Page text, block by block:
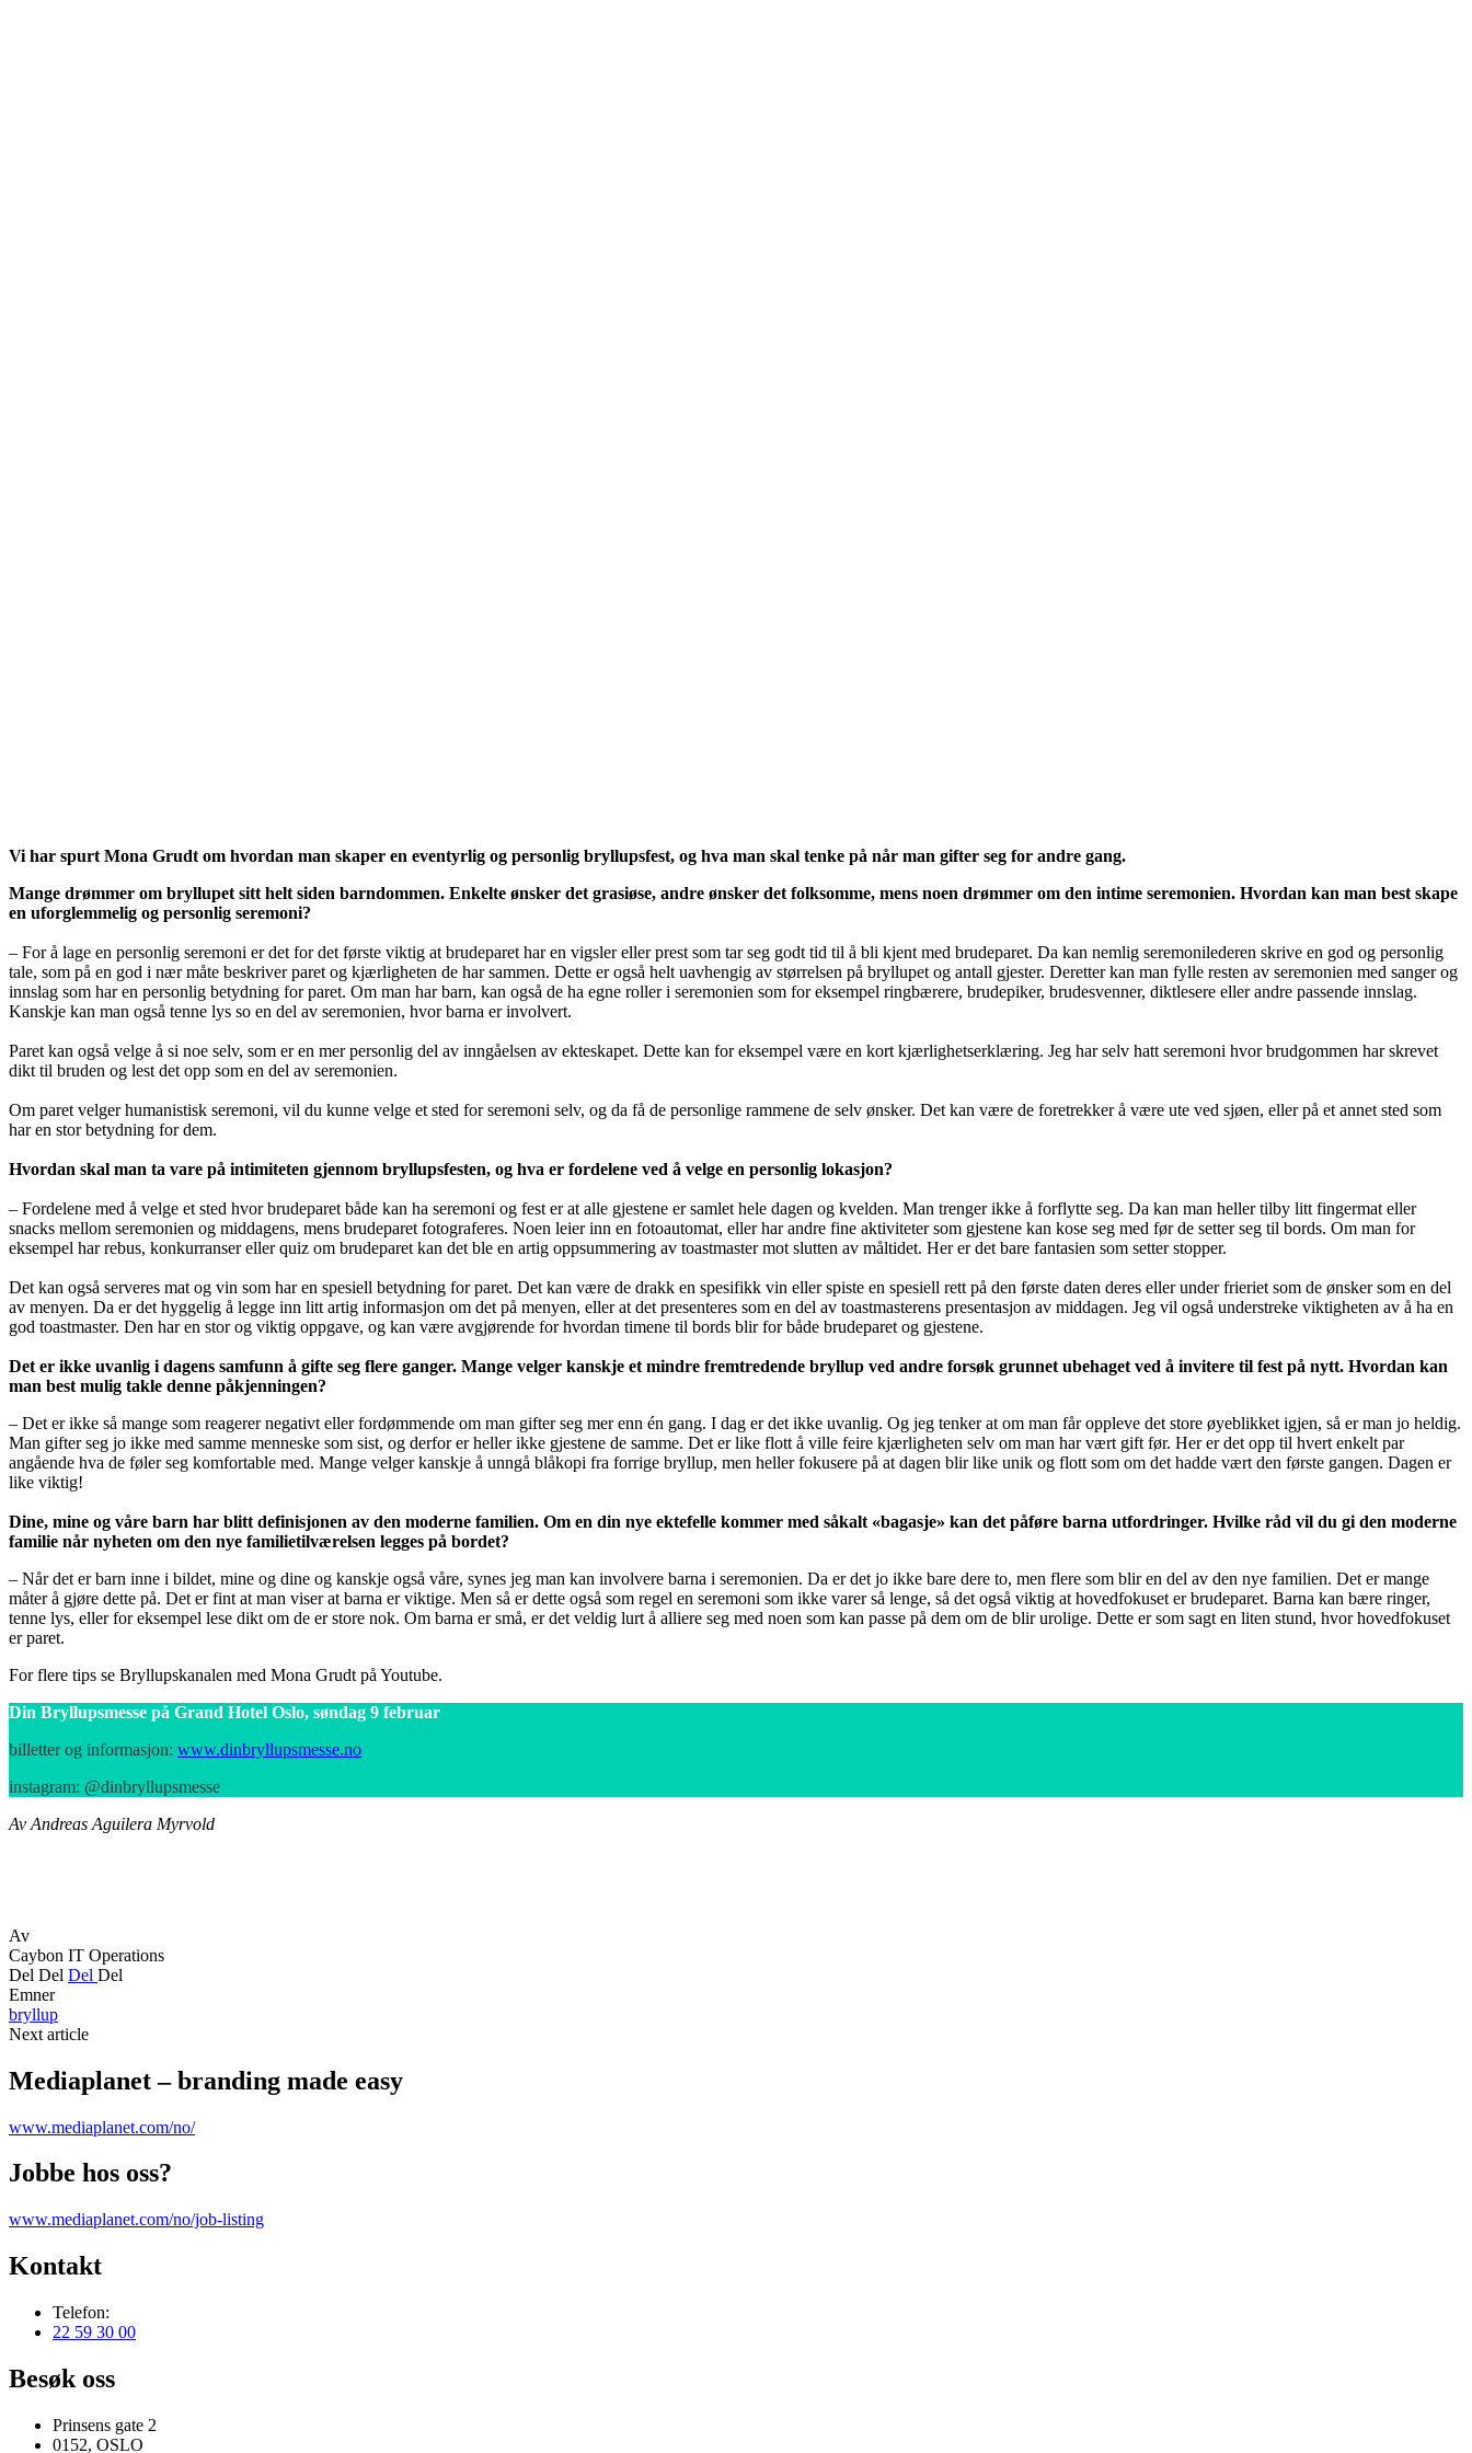
Vi har spurt Mona Grudt om hvordan man skaper en eventyrlig og personlig bryllupsfest, og hva man skal tenke på når man gifter seg for andre gang.
Mange drømmer om bryllupet sitt helt siden barndommen. Enkelte ønsker det grasiøse, andre ønsker det folksomme, mens noen drømmer om den intime seremonien. Hvordan kan man best skape
en uforglemmelig og personlig seremoni?
– For å lage en personlig seremoni er det for det første viktig at brudeparet har en vigsler eller prest som tar seg godt tid til å bli kjent med brudeparet. Da kan nemlig seremonilederen skrive en god og personlig
tale, som på en god i nær måte beskriver paret og kjærligheten de har sammen. Dette er også helt uavhengig av størrelsen på bryllupet og antall gjester. Deretter kan man fylle resten av seremonien med sanger og
innslag som har en personlig betydning for paret. Om man har barn, kan også de ha egne roller i seremonien som for eksempel ringbærere, brudepiker, brudesvenner, diktlesere eller andre passende innslag.
Kanskje kan man også tenne lys so en del av seremonien, hvor barna er involvert.
Paret kan også velge å si noe selv, som er en mer personlig del av inngåelsen av ekteskapet. Dette kan for eksempel være en kort kjærlighetserklæring. Jeg har selv hatt seremoni hvor brudgommen har skrevet
dikt til bruden og lest det opp som en del av seremonien.
Om paret velger humanistisk seremoni, vil du kunne velge et sted for seremoni selv, og da få de personlige rammene de selv ønsker. Det kan være de foretrekker å være ute ved sjøen, eller på et annet sted som
har en stor betydning for dem.
Hvordan skal man ta vare på intimiteten gjennom bryllupsfesten, og hva er fordelene ved å velge en personlig lokasjon?
– Fordelene med å velge et sted hvor brudeparet både kan ha seremoni og fest er at alle gjestene er samlet hele dagen og kvelden. Man trenger ikke å forflytte seg. Da kan man heller tilby litt fingermat eller
snacks mellom seremonien og middagens, mens brudeparet fotograferes. Noen leier inn en fotoautomat, eller har andre fine aktiviteter som gjestene kan kose seg med før de setter seg til bords. Om man for
eksempel har rebus, konkurranser eller quiz om brudeparet kan det ble en artig oppsummering av toastmaster mot slutten av måltidet. Her er det bare fantasien som setter stopper.
Det kan også serveres mat og vin som har en spesiell betydning for paret. Det kan være de drakk en spesifikk vin eller spiste en spesiell rett på den første daten deres eller under frieriet som de ønsker som en del
av menyen. Da er det hyggelig å legge inn litt artig informasjon om det på menyen, eller at det presenteres som en del av toastmasterens presentasjon av middagen. Jeg vil også understreke viktigheten av å ha en
god toastmaster. Den har en stor og viktig oppgave, og kan være avgjørende for hvordan timene til bords blir for både brudeparet og gjestene.
Det er ikke uvanlig i dagens samfunn å gifte seg flere ganger. Mange velger kanskje et mindre fremtredende bryllup ved andre forsøk grunnet ubehaget ved å invitere til fest på nytt. Hvordan kan
man best mulig takle denne påkjenningen?
– Det er ikke så mange som reagerer negativt eller fordømmende om man gifter seg mer enn én gang. I dag er det ikke uvanlig. Og jeg tenker at om man får oppleve det store øyeblikket igjen, så er man jo heldig.
Man gifter seg jo ikke med samme menneske som sist, og derfor er heller ikke gjestene de samme. Det er like flott å ville feire kjærligheten selv om man har vært gift før. Her er det opp til hvert enkelt par
angående hva de føler seg komfortable med. Mange velger kanskje å unngå blåkopi fra forrige bryllup, men heller fokusere på at dagen blir like unik og flott som om det hadde vært den første gangen. Dagen er
like viktig!
Dine, mine og våre barn har blitt definisjonen av den moderne familien. Om en din nye ektefelle kommer med såkalt «bagasje» kan det påføre barna utfordringer. Hvilke råd vil du gi den moderne
familie når nyheten om den nye familietilværelsen legges på bordet?
– Når det er barn inne i bildet, mine og dine og kanskje også våre, synes jeg man kan involvere barna i seremonien. Da er det jo ikke bare dere to, men flere som blir en del av den nye familien. Det er mange
måter å gjøre dette på. Det er fint at man viser at barna er viktige. Men så er dette også som regel en seremoni som ikke varer så lenge, så det også viktig at hovedfokuset er brudeparet. Barna kan bære ringer,
tenne lys, eller for eksempel lese dikt om de er store nok. Om barna er små, er det veldig lurt å alliere seg med noen som kan passe på dem om de blir urolige. Dette er som sagt en liten stund, hvor hovedfokuset
er paret.
For flere tips se Bryllupskanalen med Mona Grudt på Youtube.
Din Bryllupsmesse på Grand Hotel Oslo, søndag 9 februar
billetter og informasjon: www.dinbryllupsmesse.no
instagram: @dinbryllupsmesse
Av Andreas Aguilera Myrvold
Av
Caybon IT Operations
Del Del Del Del
Emner
bryllup
Next article
Mediaplanet – branding made easy
www.mediaplanet.com/no/
Jobbe hos oss?
www.mediaplanet.com/no/job-listing
Kontakt
Telefon:
22 59 30 00
Besøk oss
Prinsens gate 2
0152, OSLO